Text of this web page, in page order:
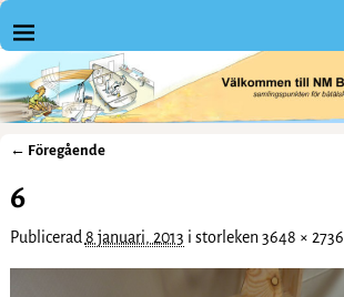
← Föregående
6
Publicerad 8 januari, 2013 i storleken 3648 × 2736